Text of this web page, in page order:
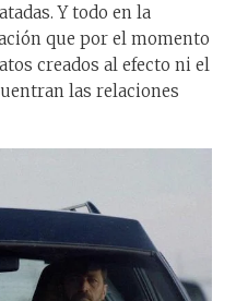
Y todo en la
que por el momento
creados al efecto ni el
las relaciones